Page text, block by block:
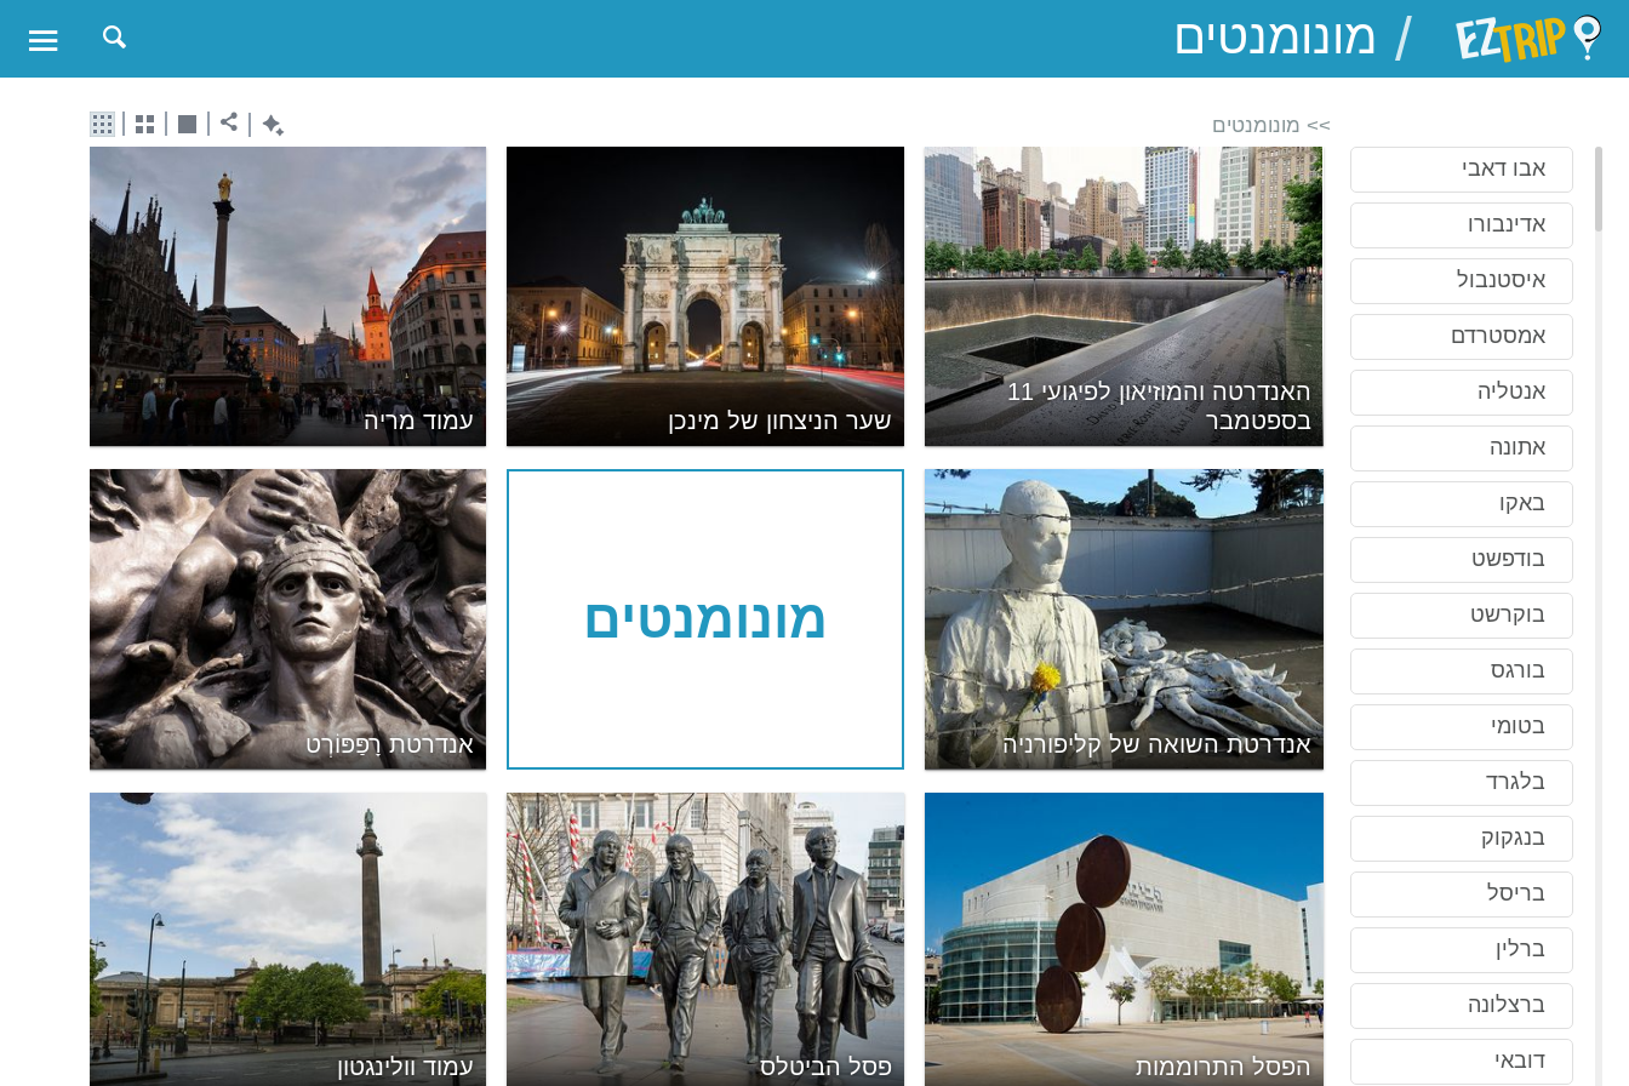
EZTrip
/
אבו דאבי
אדינבורו
איסטנבול
אמסטרדם
אנטליה
אתונה
באקו
בודפשט
בוקרשט
בורגס
בטומי
בלגרד
בנגקוק
בריסל
ברלין
ברצלונה
דובאי
>> מונומנטים
עמוד מריה שער הניצחון של מינכן
האנדרטה והמוזיאון לפיגועי 11
בספטמבר
אנדרטת רָפַּפּוֹרְט
מונומנטים
אנדרטת השואה של קליפורניה
עמוד וולינגטון פסל הביטלס הפסל התרוממות